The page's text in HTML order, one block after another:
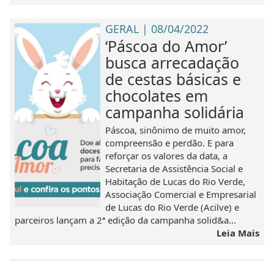
GERAL | 08/04/2022
‘Páscoa do Amor’
busca arrecadação
de cestas básicas e
chocolates em
campanha solidária
Páscoa, sinônimo de muito amor,
compreensão e perdão. E para
reforçar os valores da data, a
Secretaria de Assistência Social e
Habitação de Lucas do Rio Verde,
Associação Comercial e Empresarial
de Lucas do Rio Verde (Acilve) e
parceiros lançam a 2ª edição da campanha solid&a...
Leia Mais